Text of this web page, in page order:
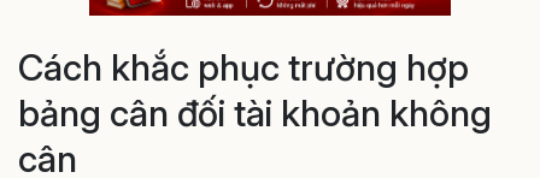
Cách khắc phục trường hợp
bảng cân đối tài khoản không
cân